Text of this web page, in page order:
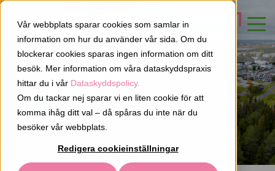
Vår webbplats sparar cookies som samlar in
information om hur du använder vår sida. Om du
blockerar cookies sparas ingen information om ditt
besök. Mer information om våra dataskyddspraxis
hittar du i vår Dataskyddspolicy.
Om du tackar nej sparar vi en liten cookie för att
komma ihåg ditt val – då spåras du inte när du
besöker vår webbplats.
Redigera cookieinställningar
KONTAKTA OSS